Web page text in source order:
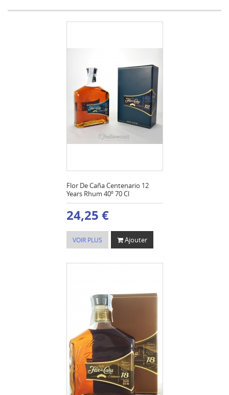
Flor De Caña Centenario 12
Years Rhum 40º 70 Cl
24,25 €
VOIR PLUS Ajouter